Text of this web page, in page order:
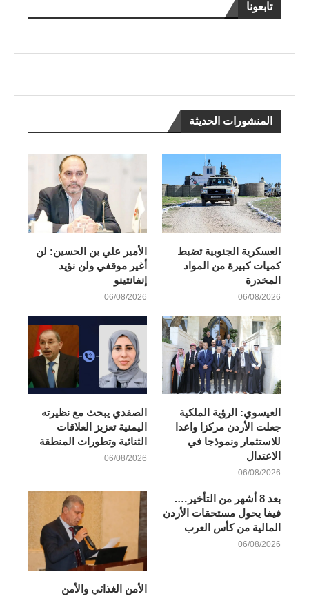
تابعونا
المنشورات الحديثة
العسكرية الجنوبية تضبط
كميات كبيرة من المواد
المخدرة
06/08/2026
الأمير علي بن الحسين: لن
أغير موقفي ولن نؤيد
إنفانتينو
06/08/2026
العيسوي: الرؤية الملكية
جعلت الأردن مركزا واعدا
للاستثمار ونموذجا في
الاعتدال
06/08/2026
الصفدي يبحث مع نظيرته
اليمنية تعزيز العلاقات
الثنائية وتطورات المنطقة
06/08/2026
بعد 8 أشهر من التأخير….
فيفا يحول مستحقات الأردن
المالية من كأس العرب
06/08/2026
الأمن الغذائي والأمن